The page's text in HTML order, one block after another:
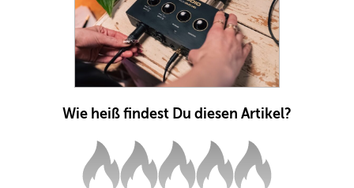
Wie heiß findest Du diesen Artikel?